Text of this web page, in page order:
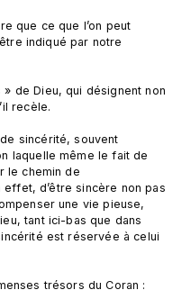
que ce que l’on peut
indiqué par notre
» de Dieu, qui désignent non
recèle.
sincérité, souvent
laquelle même le fait de
le chemin de
effet, d’être sincère non pas
une vie pieuse,
tant ici-bas que dans
est réservée à celui